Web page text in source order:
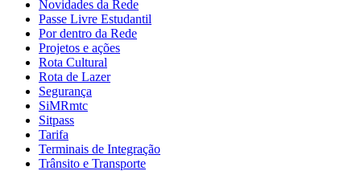
Novidades da Rede
Passe Livre Estudantil
Por dentro da Rede
Projetos e ações
Rota Cultural
Rota de Lazer
Segurança
SiMRmtc
Sitpass
Tarifa
Terminais de Integração
Trânsito e Transporte